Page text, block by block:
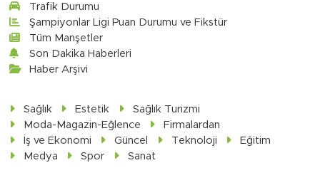
Trafik Durumu
Şampiyonlar Ligi Puan Durumu ve Fikstür
Tüm Manşetler
Son Dakika Haberleri
Haber Arşivi
Sağlık Estetik
Sağlık Turizmi
Moda-Magazin-Eğlence
Firmalardan
İş ve Ekonomi
Güncel Teknoloji
Eğitim
Medya
Spor Sanat